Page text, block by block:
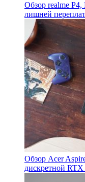
Обзор realme P4,
лишней
Обзор Acer
дискретной